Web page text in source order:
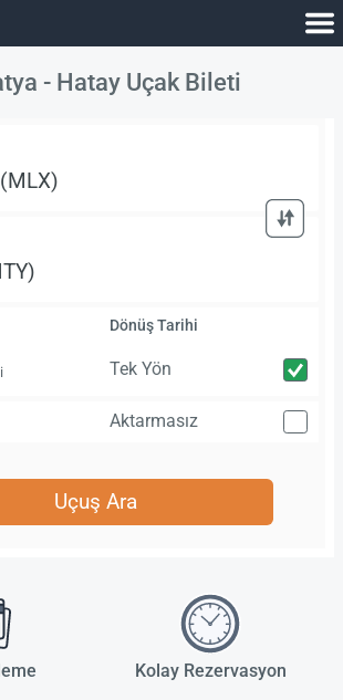
- Hatay Uçak Bileti
Dönüş Tarihi
Tek Yön
Aktarmasız
Uçuş Ara
Kolay Rezervasyon